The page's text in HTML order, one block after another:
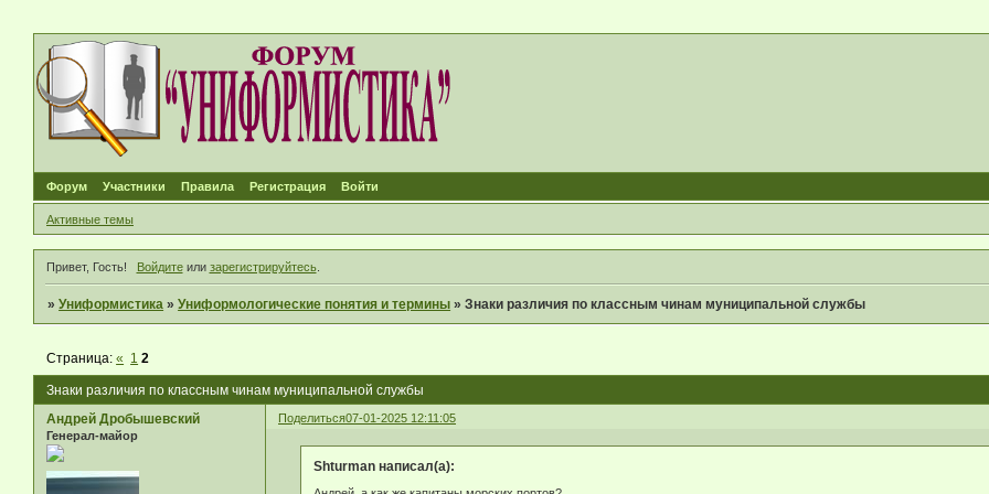
Форум Участники Правила Регистрация Войти
Активные темы
Привет, Гость! Войдитеили зарегистрируйтесь.
»Униформистика »Униформологические понятия и термины »Знаки различия по классным чинам муниципальной службы
Знаки различия по классным чинам муниципальной службы
Страница:« 1 2
Поделиться07-01-2025 12:11:05
Андрей Дробышевский
Генерал-майор
Shturman написал(а):